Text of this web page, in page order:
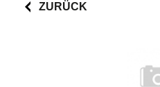
ZURÜCK